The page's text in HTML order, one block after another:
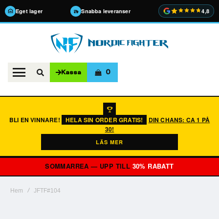
Eget lager Snabba leveranser 4,8
Kassa 0
BLI EN VINNARE! HELA SIN ORDER GRATIS!
DIN CHANS: CA 1 PÅ
30!
LÄS MER
SOMMARREA — UPP TILL 30% RABATT
Hem JFTF#104